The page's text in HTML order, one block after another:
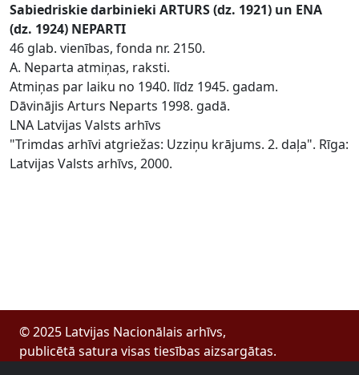
Sabiedriskie darbinieki ARTURS (dz. 1921) un ENA
(dz. 1924) NEPARTI
46 glab. vienības, fonda nr. 2150.
A. Neparta atmiņas, raksti.
Atmiņas par laiku no 1940. līdz 1945. gadam.
Dāvinājis Arturs Neparts 1998. gadā.
LNA Latvijas Valsts arhīvs
"Trimdas arhīvi atgriežas: Uzziņu krājums. 2. daļa". Rīga:
Latvijas Valsts arhīvs, 2000.
© 2025 Latvijas Nacionālais arhīvs,
publicētā satura visas tiesības aizsargātas.